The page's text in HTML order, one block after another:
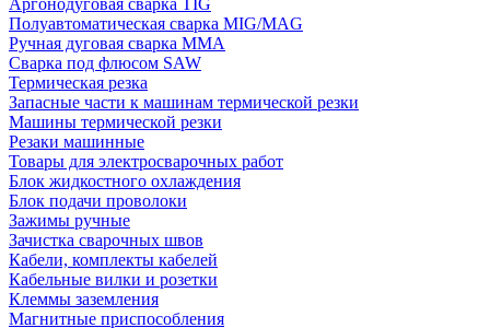
Аргонодуговая сварка TIG
Полуавтоматическая сварка MIG/MAG
Ручная дуговая сварка MMA
Сварка под флюсом SAW
Термическая резка
Запасные части к машинам термической резки
Машины термической резки
Резаки машинные
Товары для электросварочных работ
Блок жидкостного охлаждения
Блок подачи проволоки
Зажимы ручные
Зачистка сварочных швов
Кабели, комплекты кабелей
Кабельные вилки и розетки
Клеммы заземления
Магнитные приспособления